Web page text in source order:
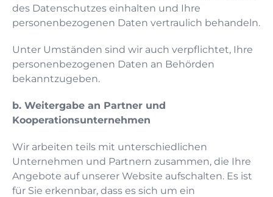
des Datenschutzes einhalten und Ihre
personenbezogenen Daten vertraulich behandeln.
Unter Umständen sind wir auch verpflichtet, Ihre
personenbezogenen Daten an Behörden
bekanntzugeben.
b. Weitergabe an Partner und
Kooperationsunternehmen
Wir arbeiten teils mit unterschiedlichen
Unternehmen und Partnern zusammen, die Ihre
Angebote auf unserer Website aufschalten. Es ist
für Sie erkennbar, dass es sich um ein